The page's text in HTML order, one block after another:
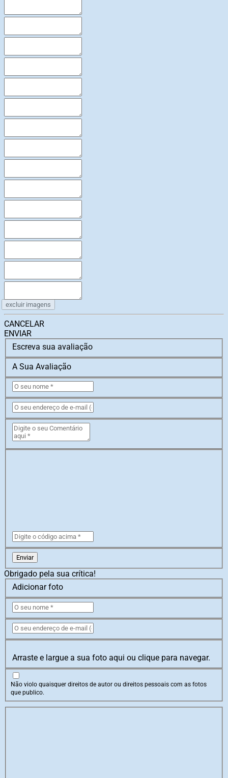
excluir imagens
CANCELAR
ENVIAR
Escreva sua avaliação
A Sua Avaliação
Enviar
Obrigado pela sua crítica!
Adicionar foto
Arraste e largue a sua foto aqui ou clique para navegar.
Não violo quaisquer direitos de autor ou direitos pessoais com as fotos
que publico.